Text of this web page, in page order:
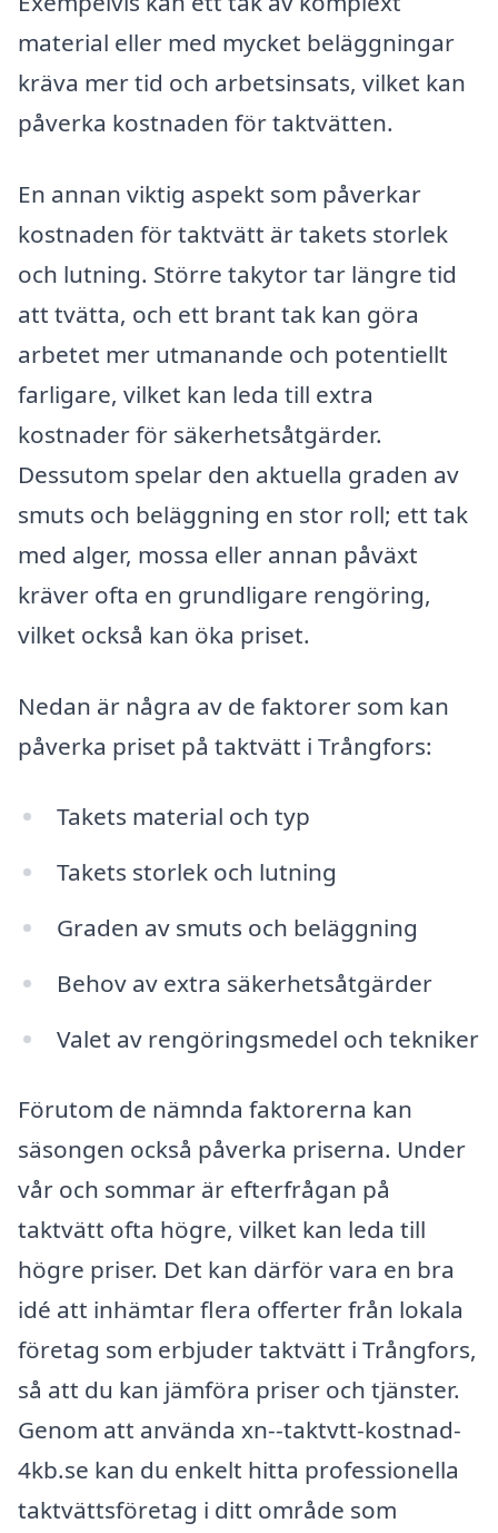
material eller med mycket beläggningar
kräva mer tid och arbetsinsats, vilket kan
påverka kostnaden för taktvätten.
En annan viktig aspekt som påverkar
kostnaden för taktvätt är takets storlek
och lutning. Större takytor tar längre tid
att tvätta, och ett brant tak kan göra
arbetet mer utmanande och potentiellt
farligare, vilket kan leda till extra
kostnader för säkerhetsåtgärder.
Dessutom spelar den aktuella graden av
smuts och beläggning en stor roll; ett tak
med alger, mossa eller annan påväxt
kräver ofta en grundligare rengöring,
vilket också kan öka priset.
Nedan är några av de faktorer som kan
påverka priset på taktvätt i Trångfors:
Takets material och typ
Takets storlek och lutning
Graden av smuts och beläggning
Behov av extra säkerhetsåtgärder
Valet av rengöringsmedel och tekniker
Förutom de nämnda faktorerna kan
säsongen också påverka priserna. Under
vår och sommar är efterfrågan på
taktvätt ofta högre, vilket kan leda till
högre priser. Det kan därför vara en bra
idé att inhämtar flera offerter från lokala
företag som erbjuder taktvätt i Trångfors,
så att du kan jämföra priser och tjänster.
Genom att använda xn--taktvtt-kostnad-
4kb.se kan du enkelt hitta professionella
taktvättsföretag i ditt område som